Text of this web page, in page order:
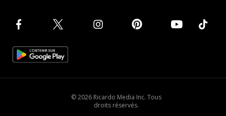
© 2026 Ricardo Media Inc. Tous
droits réservés.